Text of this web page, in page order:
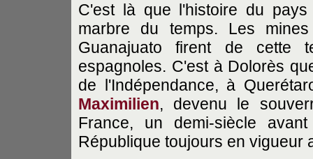
C'est là que l'histoire du
marbre du temps. Les
Guanajuato firent de cette
espagnoles. C'est à Dolorès
de l'Indépendance, à
Maximilien, devenu le
France, un demi-siècle
République toujours en vigueur